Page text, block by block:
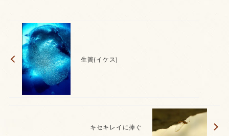
生簀(イケス)
キセキレイに捧ぐ